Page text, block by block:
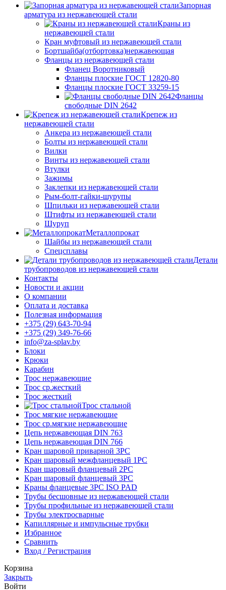
Запорная
арматура из нержавеющей стали
Краны из
нержавеющей стали
Кран муфтовый из нержавеющей стали
Бортшайба(отбортовка)нержавеющая
Фланцы из нержавеющей стали
Фланец Воротниковый
Фланцы плоские ГОСТ 12820-80
Фланцы плоские ГОСТ 33259-15
Фланцы
свободные DIN 2642
Крепеж из
нержавеющей стали
Анкера из нержавеющей стали
Болты из нержавеющей стали
Вилки
Винты из нержавеющей стали
Втулки
Зажимы
Заклепки из нержавеющей стали
Рым-болт-гайки-шурупы
Шпильки из нержавеющей стали
Штифты из нержавеющей стали
Шуруп
Металлопрокат
Шайбы из нержавеющей стали
Спецсплавы
Детали
трубопроводов из нержавеющей стали
Контакты
Новости и акции
О компании
Оплата и доставка
Полезная информация
+375 (29) 643-70-94
+375 (29) 349-76-66
info@za-splav.by
Блоки
Крюки
Карабин
Трос нержавеющие
Трос ср.жесткий
Трос жесткий
Трос стальной
Трос мягкие нержавеющие
Трос ср.мягкие нержавеющие
Цепь нержавеющая DIN 763
Цепь нержавеющая DIN 766
Кран шаровой приварной 3PC
Кран шаровый межфланцевый 1PC
Кран шаровый фланцевый 2PC
Кран шаровый фланцевый 3PC
Краны фланцевые 3PC ISO PAD
Трубы бесшовные из нержавеющей стали
Трубы профильные из нержавеющей стали
Трубы электросварные
Капиллярные и импульсные трубки
Избранное
Сравнить
Вход / Регистрация
Корзина
Закрыть
Войти